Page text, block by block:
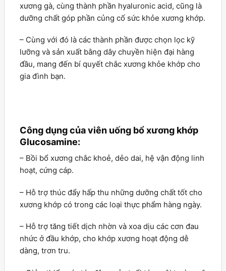
xương gà, cùng thành phần hyaluronic acid, cũng là
dưỡng chất góp phần củng cố sức khỏe xương khớp.
– Cùng với đó là các thành phần được chọn lọc kỹ
lưỡng và sản xuất bằng dây chuyền hiện đại hàng
đầu, mang đến bí quyết chắc xương khỏe khớp cho
gia đình bạn.
Công dụng của viên uống bổ xương khớp
Glucosamine:
– Bồi bổ xương chắc khoẻ, dẻo dai, hệ vận động linh
hoạt, cứng cáp.
– Hỗ trợ thúc đẩy hấp thu những dưỡng chất tốt cho
xương khớp có trong các loại thực phẩm hàng ngày.
– Hỗ trợ tăng tiết dịch nhờn và xoa dịu các cơn đau
nhức ở đầu khớp, cho khớp xương hoạt động dễ
dàng, trơn tru.